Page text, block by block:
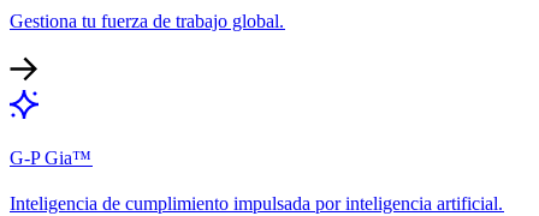
Gestiona tu fuerza de trabajo global.​​
G-P Gia™​​
Inteligencia de cumplimiento impulsada por inteligencia artificial.​​